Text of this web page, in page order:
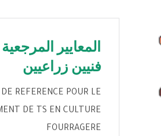
المعايير
فنيين زراعيين
REFERENCE POUR LE
DE TS EN CULTURE
FOURRAGERE